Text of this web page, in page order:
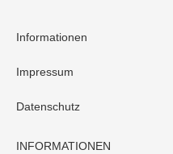
Informationen
Impressum
Datenschutz
INFORMATIONEN